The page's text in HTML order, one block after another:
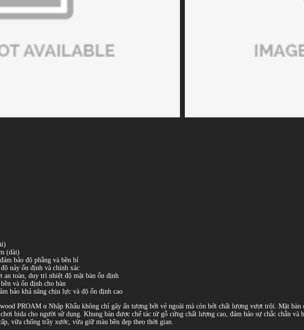
(dài)
bảo độ phẳng và bền bỉ
nảy ổn định và chính xác
an toàn, duy trì nhiệt độ mặt bàn ổn định
và ổn định cho bàn
bảo khả năng chịu lực và độ ổn định cao
PROAM α Nhập Khẩu không chỉ gây ấn tượng bởi vẻ ngoài mà còn bởi chất lượng vượt trội. Mặt
bida cho người sử dụng. Khung bàn được chế tác từ gỗ cứng chất lượng cao, đảm bảo sự chắc chắn
vừa chống trầy xước, vừa giữ màu bền đẹp theo thời gian.